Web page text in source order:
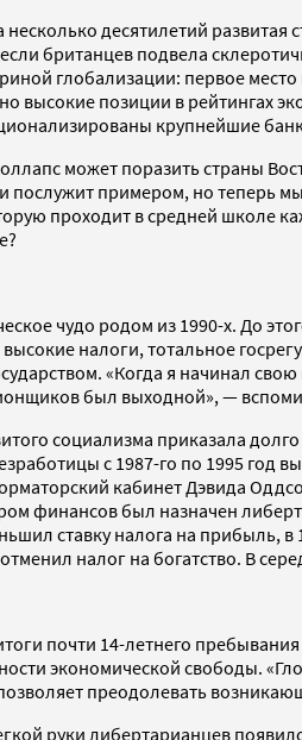
несколько десятилетий
британцев подвела
глобализации: первое
высокие позиции в рейтингах
крупнейшие
может поразить страны
послужит примером, но теперь
проходит в средней школе
чудо родом из 1990-х. До
налоги, тотальное
«Когда я начинал
был выходной», —
социализма приказала
с 1987-го по 1995 год
кабинет Дэвида
финансов был назначен
ставку налога на прибыль,
налог на богатство. В
почти 14-летнего
экономической свободы.
преодолевать
руки либертарианцев